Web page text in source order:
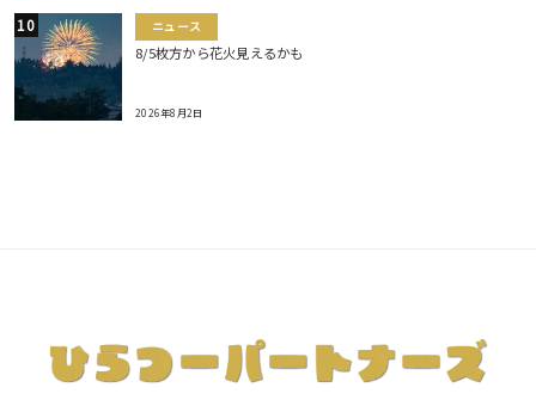
ニュース
8/5枚方から花火見えるかも
2026年8月2日